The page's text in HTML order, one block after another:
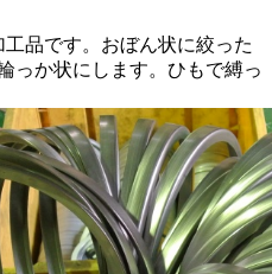
品です。おぼん状に絞った
っか状にします。ひもで縛っ